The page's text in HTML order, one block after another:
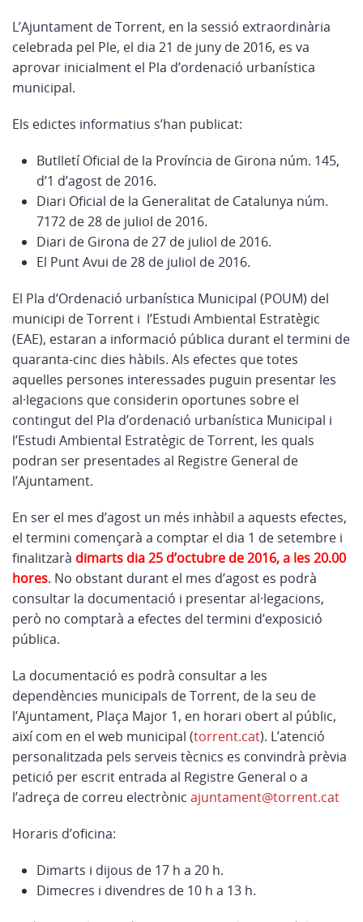
L’Ajuntament de Torrent, en la sessió extraordinària
celebrada pel Ple, el dia 21 de juny de 2016, es va
aprovar inicialment el Pla d’ordenació urbanística
municipal.
Els edictes informatius s’han publicat:
Butlletí Oficial de la Província de Girona núm. 145,
d’1 d’agost de 2016.
Diari Oficial de la Generalitat de Catalunya núm.
7172 de 28 de juliol de 2016.
Diari de Girona de 27 de juliol de 2016.
El Punt Avui de 28 de juliol de 2016.
El Pla d’Ordenació urbanística Municipal (POUM) del
municipi de Torrent i l’Estudi Ambiental Estratègic
(EAE), estaran a informació pública durant el termini de
quaranta-cinc dies hàbils. Als efectes que totes
aquelles persones interessades puguin presentar les
al·legacions que considerin oportunes sobre el
contingut del Pla d’ordenació urbanística Municipal i
l’Estudi Ambiental Estratègic de Torrent, les quals
podran ser presentades al Registre General de
l’Ajuntament.
En ser el mes d’agost un més inhàbil a aquests efectes,
el termini començarà a comptar el dia 1 de setembre i
finalitzarà dimarts dia 25 d’octubre de 2016, a les 20.00
hores. No obstant durant el mes d’agost es podrà
consultar la documentació i presentar al·legacions,
però no comptarà a efectes del termini d’exposició
pública.
La documentació es podrà consultar a les
dependències municipals de Torrent, de la seu de
l’Ajuntament, Plaça Major 1, en horari obert al públic,
així com en el web municipal (torrent.cat). L’atenció
personalitzada pels serveis tècnics es convindrà prèvia
petició per escrit entrada al Registre General o a
l’adreça de correu electrònic ajuntament@torrent.cat
Horaris d’oficina:
Dimarts i dijous de 17 h a 20 h.
Dimecres i divendres de 10 h a 13 h.